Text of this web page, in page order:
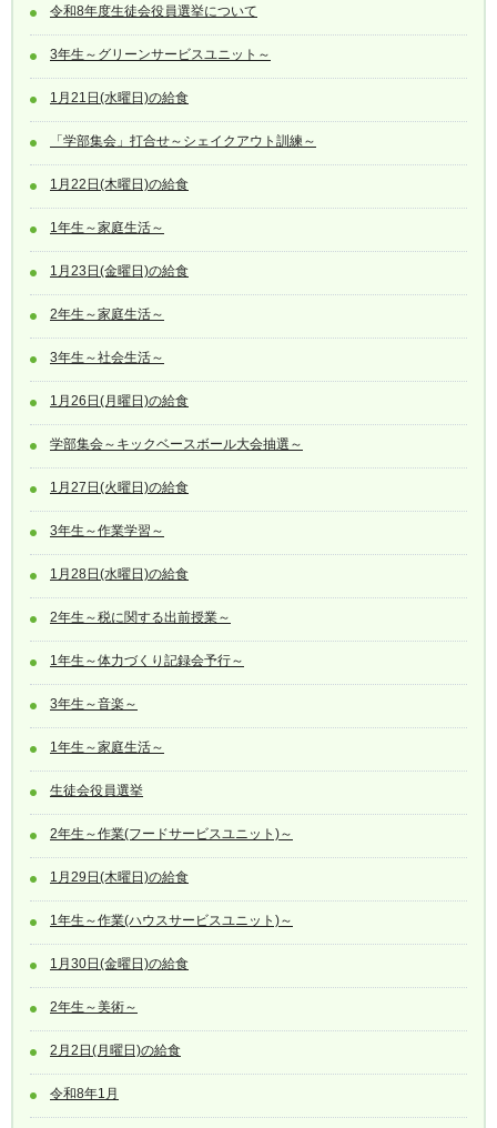
令和8年度生徒会役員選挙について
3年生～グリーンサービスユニット～
1月21日(水曜日)の給食
「学部集会」打合せ～シェイクアウト訓練～
1月22日(木曜日)の給食
1年生～家庭生活～
1月23日(金曜日)の給食
2年生～家庭生活～
3年生～社会生活～
1月26日(月曜日)の給食
学部集会～キックベースボール大会抽選～
1月27日(火曜日)の給食
3年生～作業学習～
1月28日(水曜日)の給食
2年生～税に関する出前授業～
1年生～体力づくり記録会予行～
3年生～音楽～
1年生～家庭生活～
生徒会役員選挙
2年生～作業(フードサービスユニット)～
1月29日(木曜日)の給食
1年生～作業(ハウスサービスユニット)～
1月30日(金曜日)の給食
2年生～美術～
2月2日(月曜日)の給食
令和8年1月